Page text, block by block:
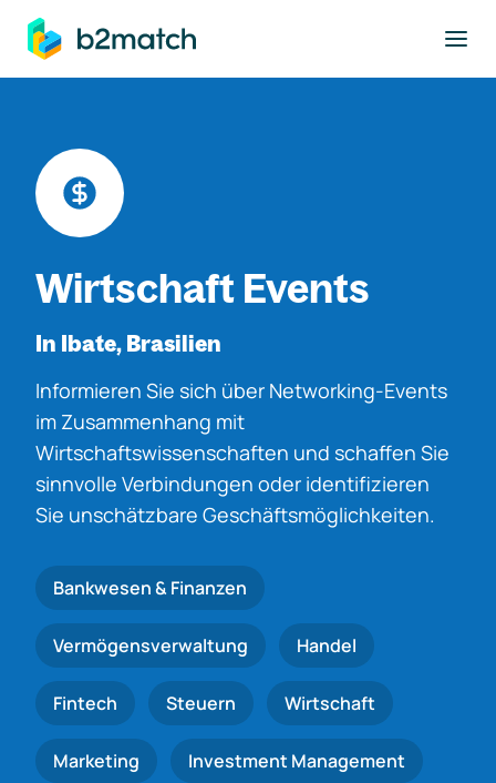
springen
Wirtschaft Events
In Ibate, Brasilien
Informieren Sie sich über Networking-Events
im Zusammenhang mit
Wirtschaftswissenschaften und schaffen Sie
sinnvolle Verbindungen oder identifizieren
Sie unschätzbare Geschäftsmöglichkeiten.
Bankwesen & Finanzen
Vermögensverwaltung Handel
Fintech Steuern Wirtschaft
Marketing Investment Management